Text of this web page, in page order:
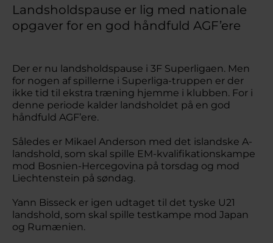
Landsholdspause er lig med nationale
opgaver for en god håndfuld AGF’ere
Der er nu landsholdspause i 3F Superligaen. Men
for nogen af spillerne i Superliga-truppen er der
ikke tid til ekstra træning hjemme i klubben. For i
denne periode kalder landsholdet på en god
håndfuld AGF’ere.
Således er Mikael Anderson med det islandske A-
landshold, som skal spille EM-kvalifikationskampe
mod Bosnien-Hercegovina på torsdag og mod
Liechtenstein på søndag.
Yann Bisseck er igen udtaget til det tyske U21
landshold, som skal spille testkampe mod Japan
og Rumænien.